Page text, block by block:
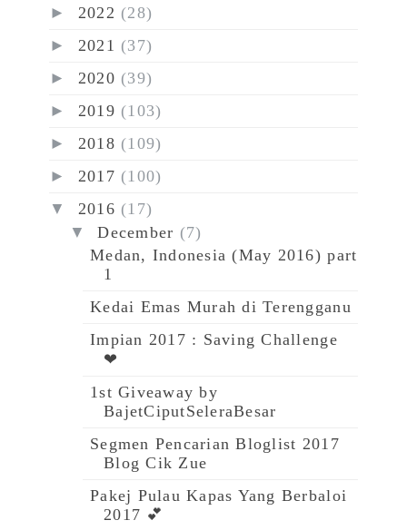
► 2022 (28)
► 2021 (37)
► 2020 (39)
► 2019 (103)
► 2018 (109)
► 2017 (100)
▼ 2016 (17)
▼December (7)
Medan, Indonesia (May 2016) part
1
Kedai Emas Murah di Terengganu
Impian 2017 : Saving Challenge
❤
1st Giveaway by
BajetCiputSeleraBesar
Segmen Pencarian Bloglist 2017
Blog Cik Zue
Pakej Pulau Kapas Yang Berbaloi
2017 💕